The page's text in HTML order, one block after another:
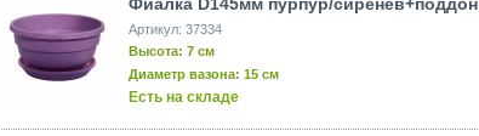
Артикул: 37334
Высота: 7 см
Диаметр вазона: 15 см
Есть на складе